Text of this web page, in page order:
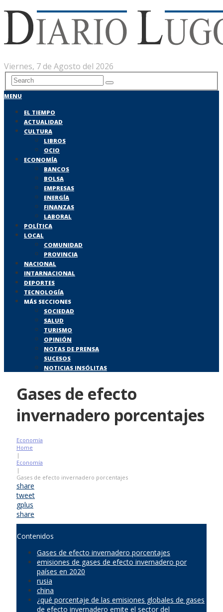
Viernes, 7 de Agosto del 2026
MENU
EL TIEMPO
ACTUALIDAD
CULTURA
LIBROS
OCIO
ECONOMÍA
BANCOS
BOLSA
EMPRESAS
ENERGÍA
FINANZAS
LABORAL
POLÍTICA
LOCAL
COMUNIDAD
PROVINCIA
NACIONAL
INTARNACIONAL
DEPORTES
TECNOLOGÍA
MÁS SECCIONES
SOCIEDAD
SALUD
TURISMO
OPINIÓN
NOTAS DE PRENSA
SUCESOS
NOTICIAS INSÓLITAS
Gases de efecto
invernadero porcentajes
Economía
Home
|
Economía
|
Gases de efecto invernadero porcentajes
share
tweet
gplus
share
Contenidos
Gases de efecto invernadero porcentajes
emisiones de gases de efecto invernadero por
países en 2020
rusia
china
¿qué porcentaje de las emisiones globales de gases
de efecto invernadero emite el sector del